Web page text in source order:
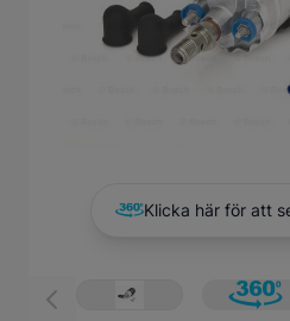
Klicka här för att
View larger image